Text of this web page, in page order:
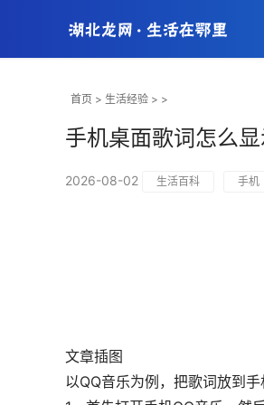
首页 > 生活经验 > >
手机桌面歌词怎么
2026-08-02 生活百科 手机
文章插图
以QQ音乐为例，把歌词放到手